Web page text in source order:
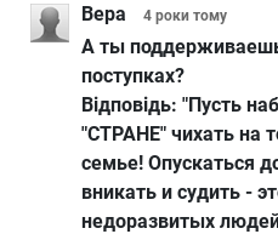
Вера 4 роки тому
А ты
поступках?
Відповідь: "Пусть
"СТРАНЕ" чихать на
семье! Опускаться
вникать и судить -
недоразвитых